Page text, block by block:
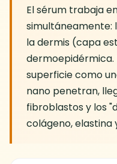
El sérum trabaja
simultáneamente:
la dermis (capa
dermoepidérmica.
superficie como
nano penetran,
fibroblastos y los
colágeno, elastina